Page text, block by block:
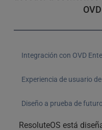
Integración con OVD
ResoluteOS está
una compatibilidad
final.
Experiencia de usuario
ResoluteOS combina
un tamaño mínimo
usuario que permite a
Diseño a prueba de futuro
ResoluteOS está